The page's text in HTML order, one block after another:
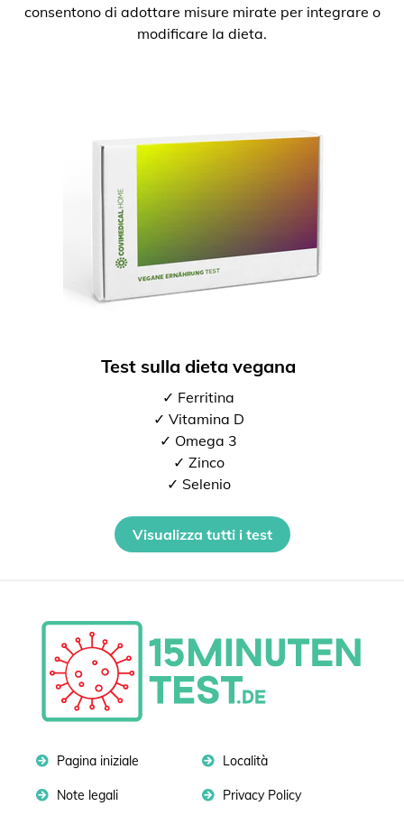
consentono di adottare misure mirate per integrare o
modificare la dieta.
Test sulla dieta vegana
✓ Ferritina
✓ Vitamina D
✓ Omega 3
✓ Zinco
✓ Selenio
Visualizza tutti i test
Pagina iniziale Località
Note legali Privacy Policy